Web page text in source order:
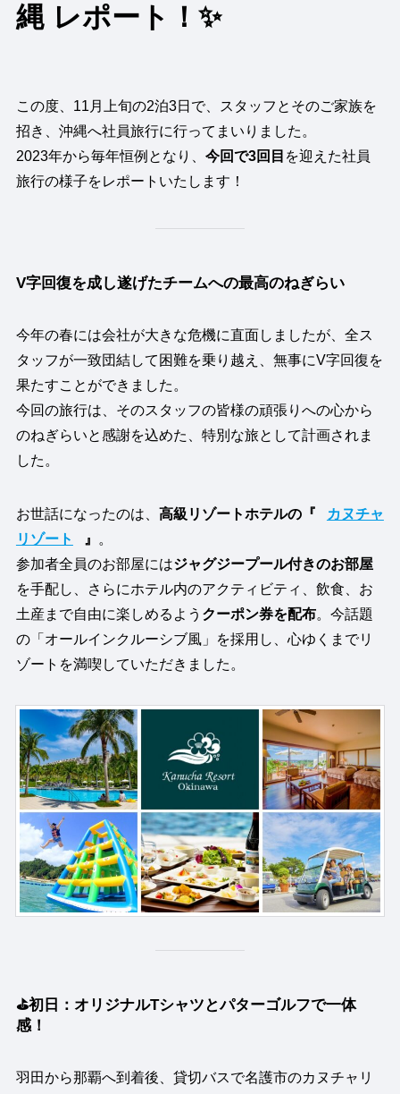
縄 レポート！✨
この度、11月上旬の2泊3日で、スタッフとそのご家族を
招き、沖縄へ社員旅行に行ってまいりました。
2023年から毎年恒例となり、 今回で3回目 を迎えた社員
旅行の様子をレポートいたします！
V字回復を成し遂げたチームへの最高のねぎらい
今年の春には会社が大きな危機に直面しましたが、全ス
タッフが一致団結して困難を乗り越え、無事にV字回復を
果たすことができました。
今回の旅行は、そのスタッフの皆様の頑張りへの心から
のねぎらいと感謝を込めた、特別な旅として計画されま
した。
お世話になったのは、 高級リゾートホテルの『
カヌチャ
リゾート
』
。
参加者全員のお部屋にはジャグジープール付きのお部屋
を手配し、さらにホテル内のアクティビティ、飲食、お
土産まで自由に楽しめるよう クーポン券を配布。今話題
の「オールインクルーシブ風」を採用し、心ゆくまでリ
ゾートを満喫していただきました。
⛳️初日：オリジナルTシャツとパターゴルフで一体
感！
羽田から那覇へ到着後、貸切バスで名護市のカヌチャリ